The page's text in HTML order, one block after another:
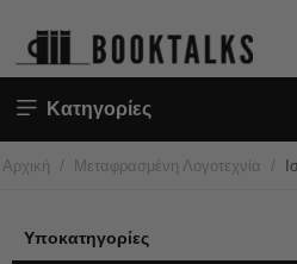
Κατηγορίες
Αρχική / Μεταφρασμένη Λογοτεχνία /
Υποκατηγορίες